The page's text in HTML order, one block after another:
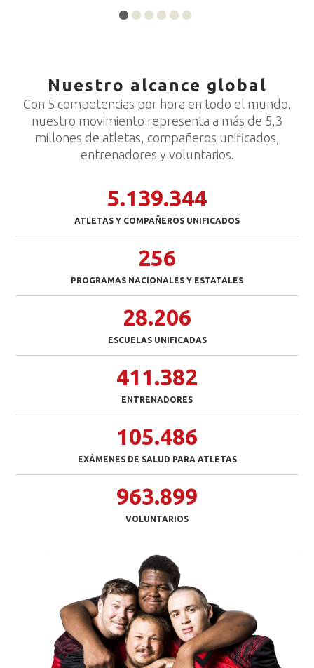
Nuestro alcance global
Con 5 competencias por hora en todo el mundo,
nuestro movimiento representa a más de 5,3
millones de atletas, compañeros unificados,
entrenadores y voluntarios.
5.139.344
ATLETAS Y COMPAÑEROS UNIFICADOS
256
PROGRAMAS NACIONALES Y ESTATALES
28.206
ESCUELAS UNIFICADAS
411.382
ENTRENADORES
105.486
EXÁMENES DE SALUD PARA ATLETAS
963.899
VOLUNTARIOS